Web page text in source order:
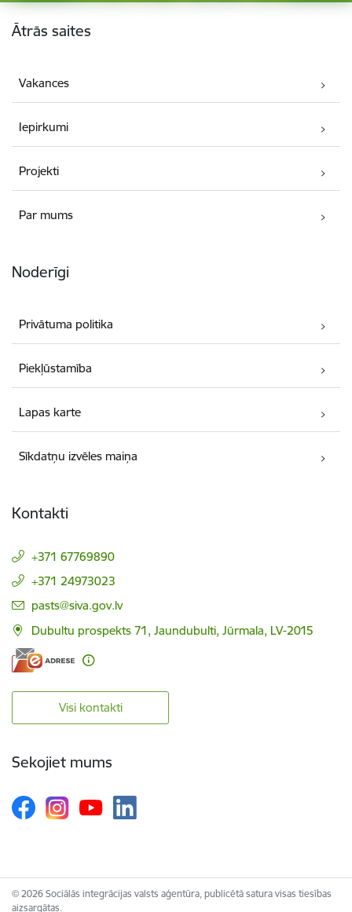
Kājene
Ātrās saites
Vakances
Iepirkumi
Projekti
Par mums
Noderīgi
Privātuma politika
Piekļūstamība
Lapas karte
Sīkdatņu izvēles maiņa
Kontakti
+371 67769890
+371 24973023
E-pasts:
pasts@siva.gov.lv
Dubultu prospekts 71, Jaundubulti, Jūrmala, LV-2015
Visi kontakti
Sekojiet mums
© 2026 Sociālās integrācijas valsts aģentūra, publicētā satura visas tiesības
aizsargātas.